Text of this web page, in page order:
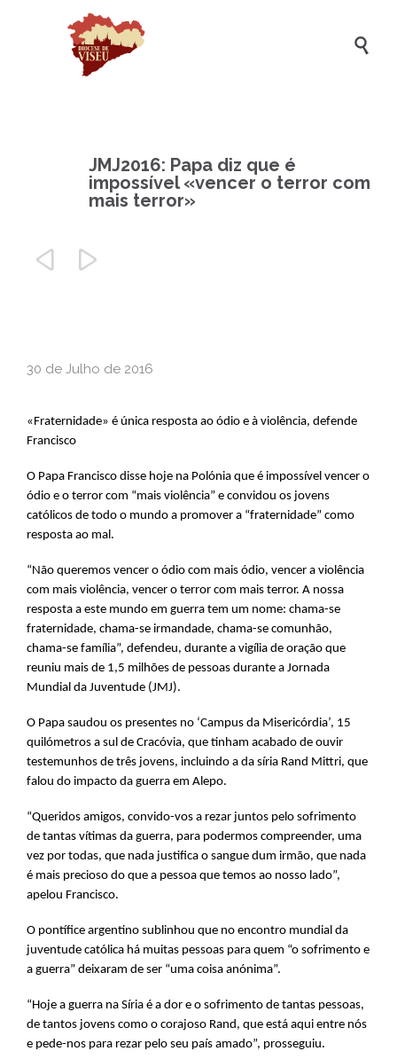

JMJ2016: Papa diz que é
impossível «vencer o terror com
mais terror»
 
30 de Julho de 2016
«Fraternidade» é única resposta ao ódio e à violência, defende
Francisco
O Papa Francisco disse hoje na Polónia que é impossível vencer o
ódio e o terror com “mais violência” e convidou os jovens
católicos de todo o mundo a promover a “fraternidade” como
resposta ao mal.
“Não queremos vencer o ódio com mais ódio, vencer a violência
com mais violência, vencer o terror com mais terror. A nossa
resposta a este mundo em guerra tem um nome: chama-se
fraternidade, chama-se irmandade, chama-se comunhão,
chama-se família”, defendeu, durante a vigília de oração que
reuniu mais de 1,5 milhões de pessoas durante a Jornada
Mundial da Juventude (JMJ).
O Papa saudou os presentes no ‘Campus da Misericórdia’, 15
quilómetros a sul de Cracóvia, que tinham acabado de ouvir
testemunhos de três jovens, incluindo a da síria Rand Mittri, que
falou do impacto da guerra em Alepo.
“Queridos amigos, convido-vos a rezar juntos pelo sofrimento
de tantas vítimas da guerra, para podermos compreender, uma
vez por todas, que nada justifica o sangue dum irmão, que nada
é mais precioso do que a pessoa que temos ao nosso lado”,
apelou Francisco.
O pontífice argentino sublinhou que no encontro mundial da
juventude católica há muitas pessoas para quem “o sofrimento e
a guerra” deixaram de ser “uma coisa anónima”.
“Hoje a guerra na Síria é a dor e o sofrimento de tantas pessoas,
de tantos jovens como o corajoso Rand, que está aqui entre nós
e pede-nos para rezar pelo seu país amado”, prosseguiu.